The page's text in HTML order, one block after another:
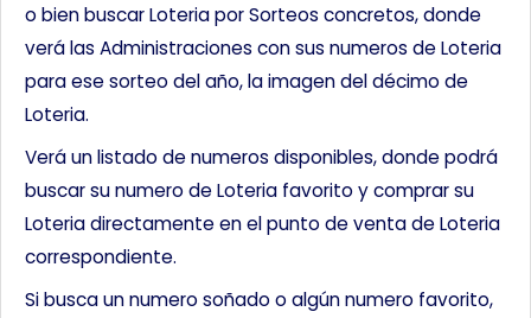
o bien buscar Loteria por Sorteos concretos, donde
verá las Administraciones con sus numeros de Loteria
para ese sorteo del año, la imagen del décimo de
Loteria.
Verá un listado de numeros disponibles, donde podrá
buscar su numero de Loteria favorito y comprar su
Loteria directamente en el punto de venta de Loteria
correspondiente.
Si busca un numero soñado o algún numero favorito,